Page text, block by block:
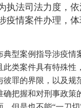
执法司法力度，
疫情案件办理，
型案例指导涉疫情
类案件具有特殊性
罪的界限，以及规
把握和对刑事政策